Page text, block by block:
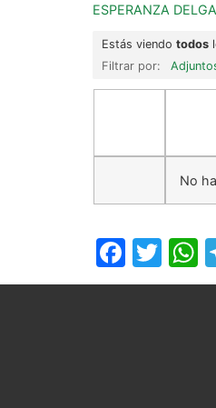
ESPERANZA
Estás viendo todos
Filtrar por:
No